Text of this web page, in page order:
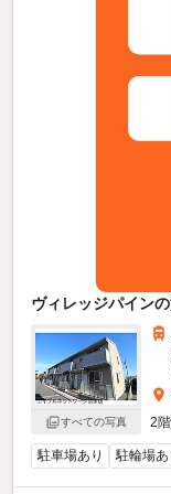
ヴィレッジパイン
すべての写真
2
駐車場あり 駐輪場あ